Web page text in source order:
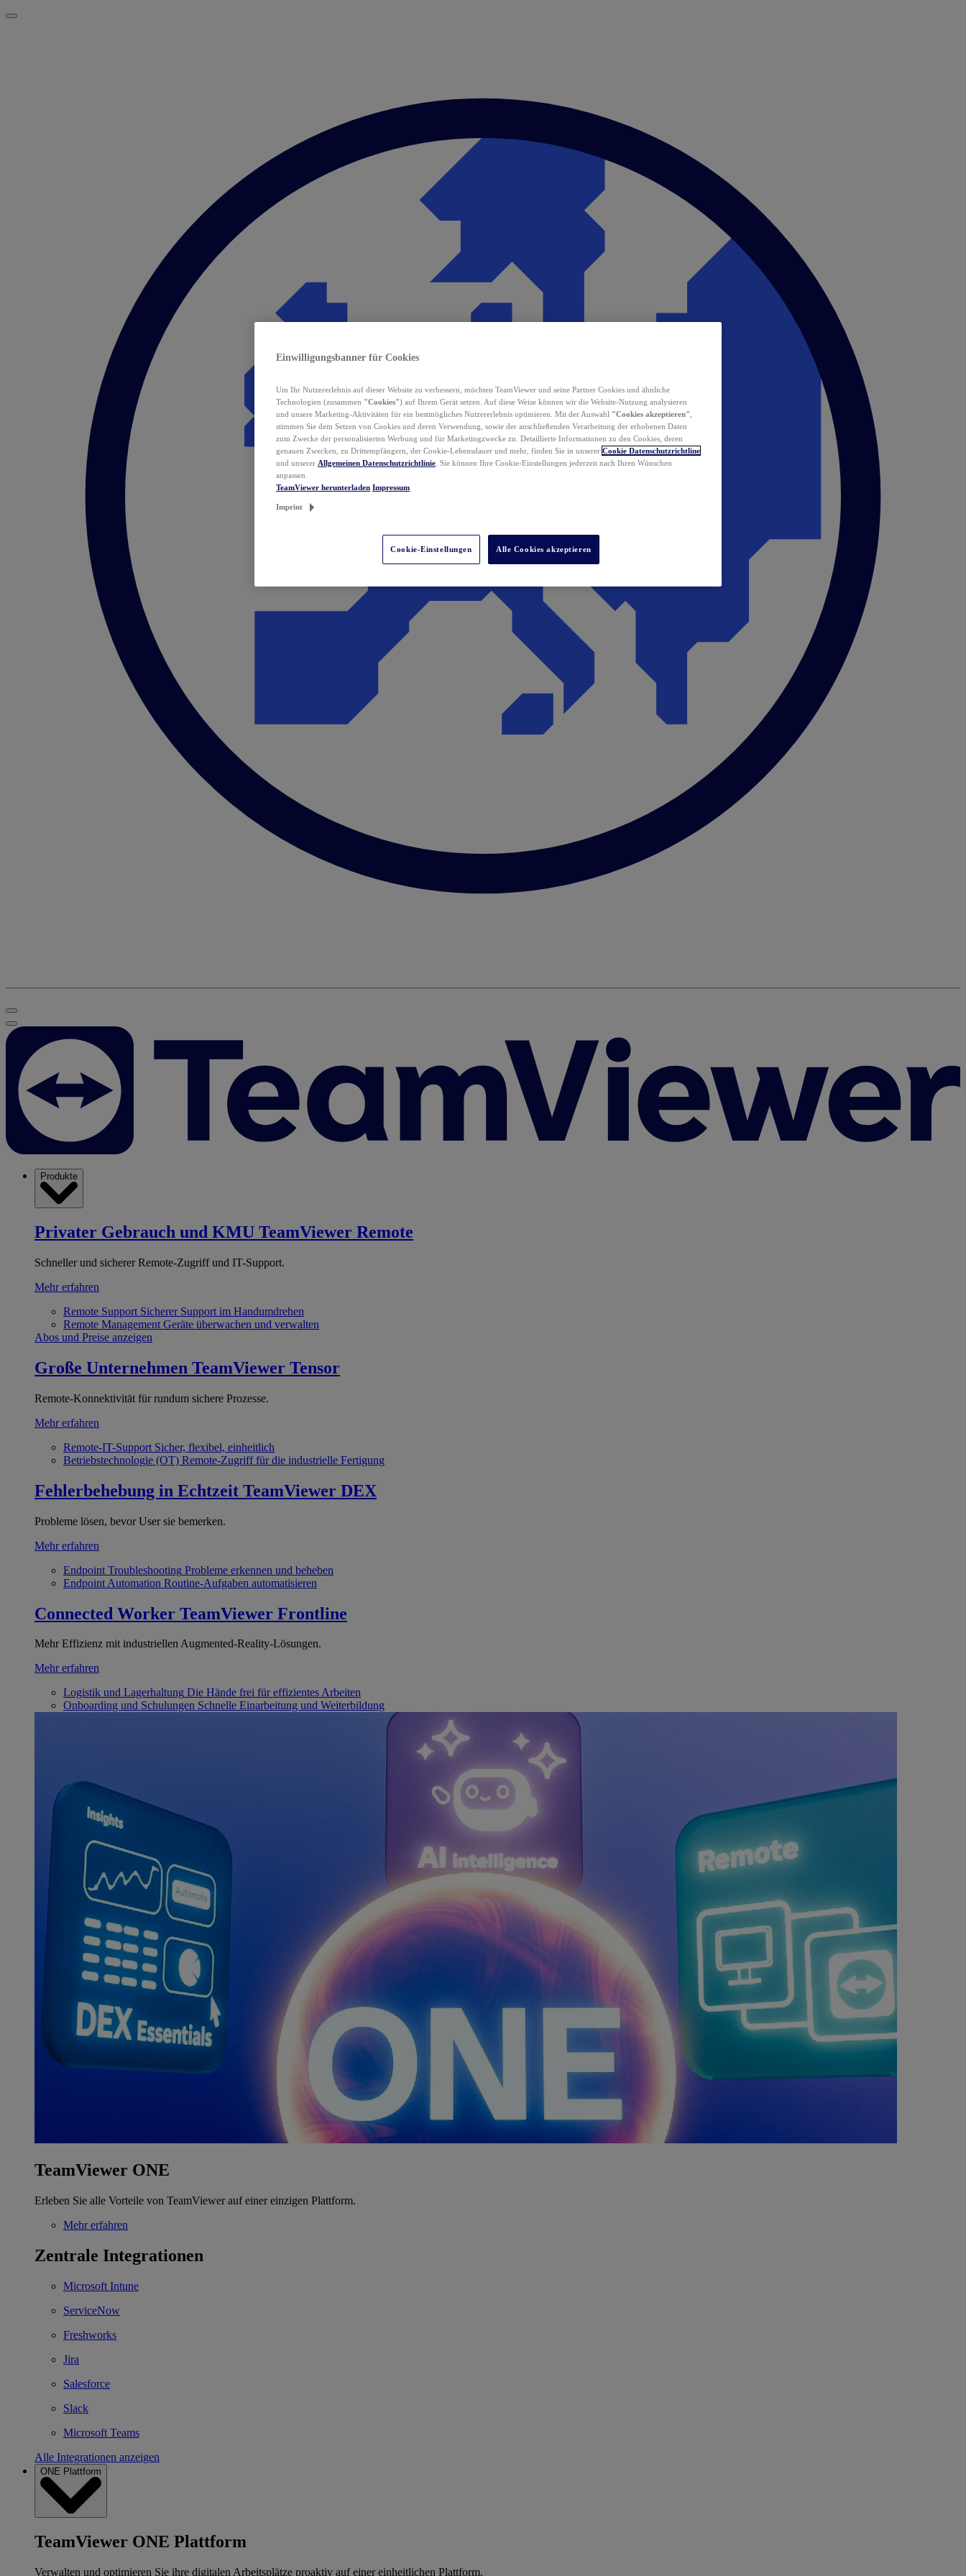
Produkte
Privater Gebrauch und KMU TeamViewer Remote
Schneller und sicherer Remote-Zugriff und IT-Support.
Mehr erfahren
Remote Support Sicherer Support im Handumdrehen
Remote Management Geräte überwachen und verwalten
Abos und Preise anzeigen
Große Unternehmen TeamViewer Tensor
Remote-Konnektivität für rundum sichere Prozesse.
Mehr erfahren
Remote-IT-Support Sicher, flexibel, einheitlich
Betriebstechnologie (OT) Remote-Zugriff für die industrielle Fertigung
Fehlerbehebung in Echtzeit TeamViewer DEX
Probleme lösen, bevor User sie bemerken.
Mehr erfahren
Endpoint Troubleshooting Probleme erkennen und beheben
Endpoint Automation Routine-Aufgaben automatisieren
Connected Worker TeamViewer Frontline
Mehr Effizienz mit industriellen Augmented-Reality-Lösungen.
Mehr erfahren
Logistik und Lagerhaltung Die Hände frei für effizientes Arbeiten
Onboarding und Schulungen Schnelle Einarbeitung und Weiterbildung
TeamViewer ONE
Erleben Sie alle Vorteile von TeamViewer auf einer einzigen Plattform.
Mehr erfahren
Zentrale Integrationen
Microsoft Intune
ServiceNow
Freshworks
Jira
Salesforce
Slack
Microsoft Teams
Alle Integrationen anzeigen
ONE Plattform
TeamViewer ONE Plattform
Verwalten und optimieren Sie ihre digitalen Arbeitsplätze proaktiv auf einer einheitlichen Plattform.
Einwilligungsbanner für Cookies
Um Ihr Nutzererlebnis auf dieser Website zu verbessern, möchten TeamViewer und seine Partner Cookies und ähnliche
Technologien (zusammen "Cookies") auf Ihrem Gerät setzen. Auf diese Weise können wir die Website-Nutzung analysieren
und unsere Marketing-Aktivitäten für ein bestmögliches Nutzererlebnis optimieren. Mit der Auswahl "Cookies akzeptieren"
stimmen Sie dem Setzen von Cookies und deren Verwendung, sowie der anschließenden Verarbeitung der erhobenen Daten
zum Zwecke der personalisierten Werbung und für Marketingzwecke zu. Detaillierte Informationen zu den Cookies, deren
genauen Zwecken, zu Drittempfängern, der Cookie-Lebensdauer und mehr, finden Sie in unserer Cookie Datenschutzrichtline
und unserer Allgemeinen Datenschutzrichtlinie . Sie können Ihre Cookie-Einstellungen jederzeit nach Ihren Wünschen
anpassen.
TeamViewer herunterladen Impressum
Imprint
Cookie-Einstellungen Alle Cookies akzeptieren